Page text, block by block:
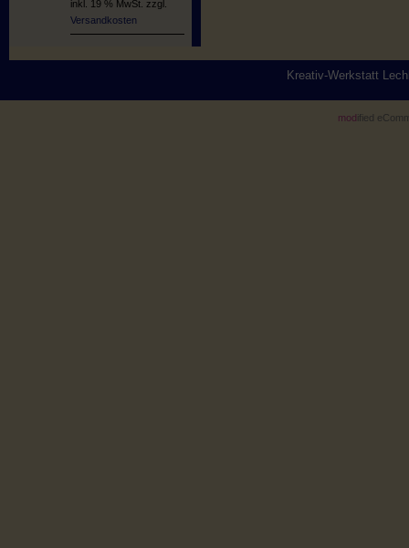
inkl. 19 % MwSt. zzgl.
Versandkosten
Kreativ-Werkstatt
mod ified